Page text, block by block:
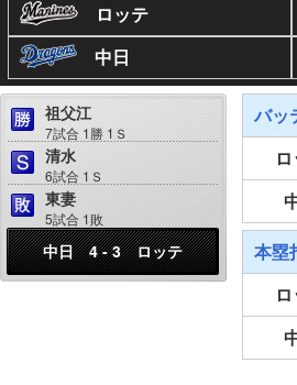
ロッテ
中日
祖父江
7試合 1勝 1Ｓ
清水
6試合 1Ｓ
東妻
5試合 1敗
中日 4 - 3 ロッテ
バッ
本塁